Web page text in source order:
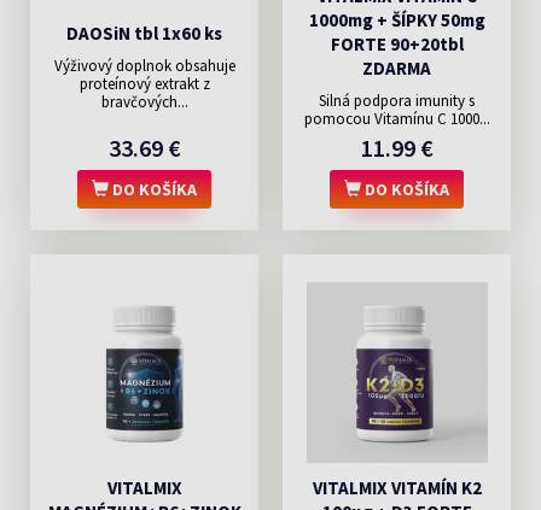
DAOSiN tbl 1x60 ks
Výživový doplnok obsahuje
proteínový extrakt z
bravčových...
33.69 €
DO KOŠÍKA
1000mg + ŠÍPKY 50mg
FORTE 90+20tbl
ZDARMA
Silná podpora imunity s
pomocou Vitamínu C 1000...
11.99 €
DO KOŠÍKA
VITALMIX
VITALMIX VITAMÍN K2